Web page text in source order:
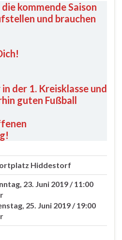
kommende Saison
und brauchen
der 1. Kreisklasse und
guten Fußball
Hiddestorf
23. Juni 2019 / 11:00
25. Juni 2019 / 19:00